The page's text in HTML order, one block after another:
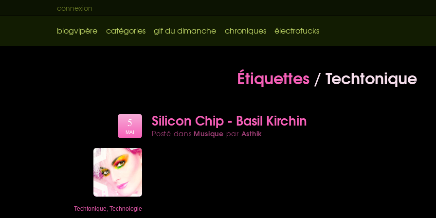
connexion
blogvipère catégories gif du dimanche chroniques électrofucks
Étiquettes / Techtonique
Silicon Chip - Basil Kirchin
Posté dans Musique par Asthik
5
MAI
Techtonique Technologie